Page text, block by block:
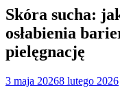
Skóra sucha:
osłabienia
pielęgnację
3 maja 20268 lutego 2026